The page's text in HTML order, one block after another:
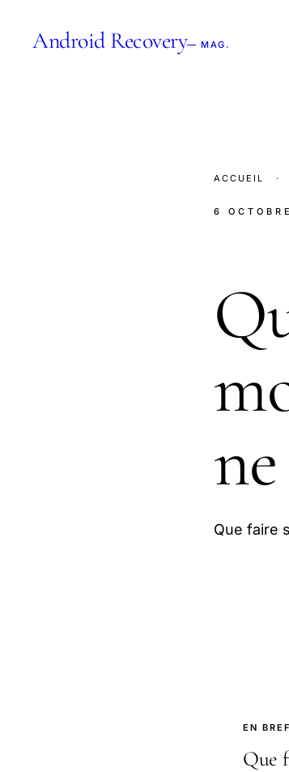
Android Recovery— MAG.
ACCUEIL ·
6
ne
Que faire
EN BREF
Que